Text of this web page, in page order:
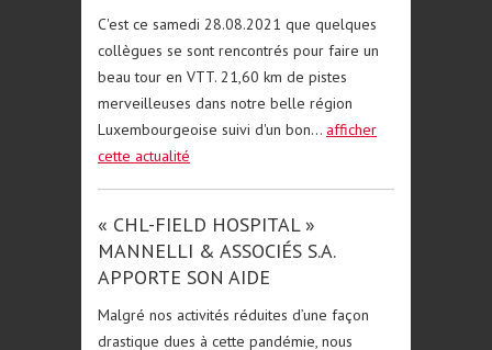
C'est ce samedi 28.08.2021 que quelques
collègues se sont rencontrés pour faire un
beau tour en VTT. 21,60 km de pistes
merveilleuses dans notre belle région
Luxembourgeoise suivi d'un bon... afficher
cette actualité
« CHL-FIELD HOSPITAL »
MANNELLI & ASSOCIÉS S.A.
APPORTE SON AIDE
Malgré nos activités réduites d’une façon
drastique dues à cette pandémie, nous